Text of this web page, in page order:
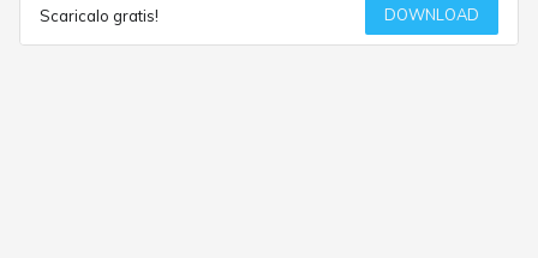
Scaricalo gratis! DOWNLOAD